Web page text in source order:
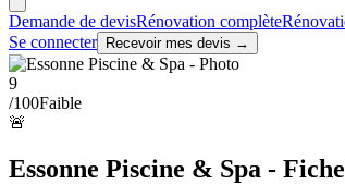
Demande de devisRénovation complète
Se connecter
Recevoir mes devis →
9
/100Faible
🚨
Essonne Piscine & Spa -